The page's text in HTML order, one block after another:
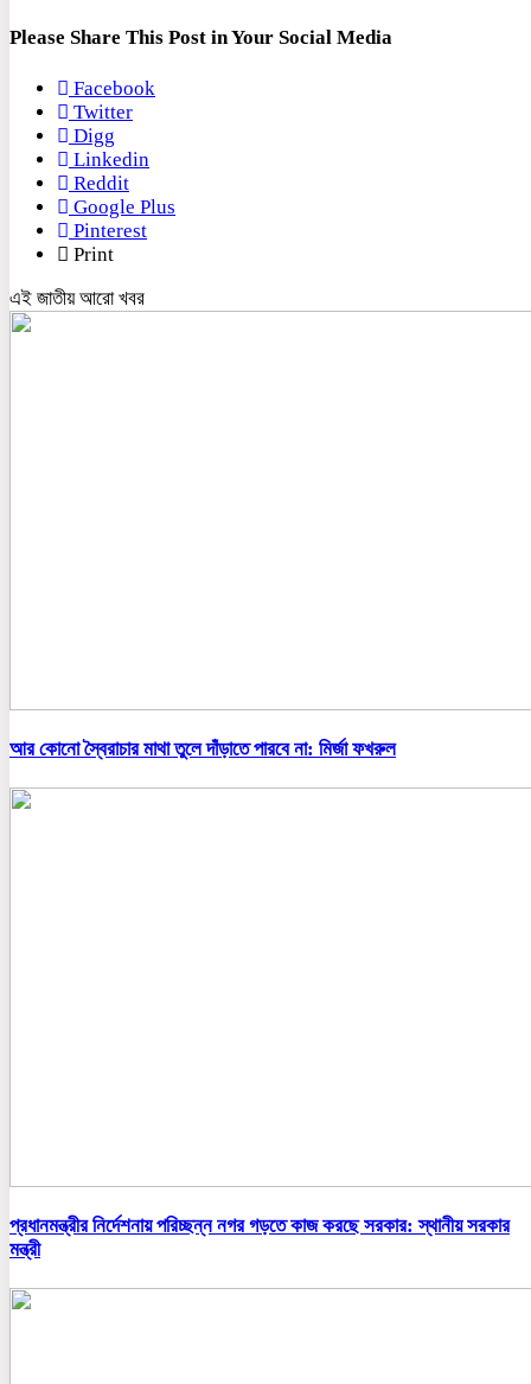
Please Share This Post in Your Social Media
Facebook
Twitter
Digg
Linkedin
Reddit
Google Plus
Pinterest
Print
এই জাতীয় আরো খবর
আর কোনো স্বৈরাচার মাথা তুলে দাঁড়াতে পারবে না: মির্জা ফখরুল
প্রধানমন্ত্রীর নির্দেশনায় পরিচ্ছন্ন নগর গড়তে কাজ করছে সরকার: স্থানীয় সরকার
মন্ত্রী